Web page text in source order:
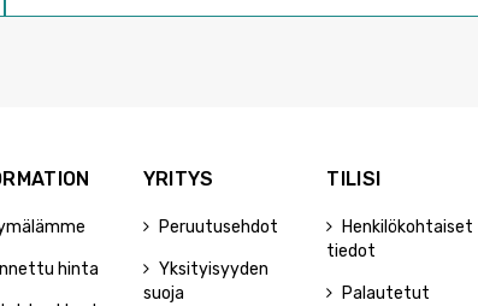
hinta
YRITYS
Peruutusehdot
Yksityisyyden
suoja
TILISI
Henkilökohtaiset
tiedot
Palautetut